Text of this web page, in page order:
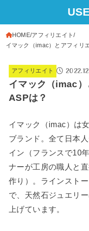
HOME アフィリエイト
イマック（imac）とアフィリ
アフィリエイト
イマック（imac
ASPは？
イマック（imac）は
ブランド。全て日本
イン（フランスで10
ナーが工房の職人と
作り）。ラインスト
で、天然石ジュエリ
上げています。